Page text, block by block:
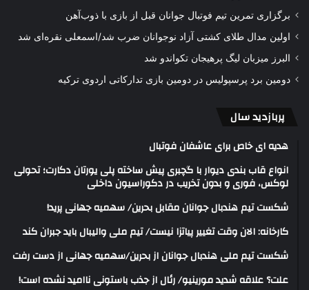
برگزاری تمرین تیم فوتبال جوانان قبل از بازی با ذوب‌آهن
اولین مدال طلای کشتی آزاد نوجوانان ضرب شد/اسمعلی نقره‌ای شد
البرز میزبان لیگ پرهیجان تکواندو شد
دومین برد پرسپولیس در دومین بازی تدارکاتی اردوی ترکیه
پربازدید سال
هدیه ای خاص برای عاشفان فوتبال
انواع قاب بندی دیوار با گچبری پیش ساخته پلی یورتان دکارت؛ تحولی
لوکس، فوری و بدون تخریب در دکوراسیون داخلی
شکست تیم هندبال جوانان مقابل بحرین/ سهمیه جهانی پرید!
کارخانه: الان وقت تغییر پیاتزا نیست/ تیم ملی والیبال باید جبران کند
شکست تیم ملی هندبال جوانان از بحرین/سهمیه جهانی از دست رفت
علت؟ علاقه شدید مورینیو/ رئال از جذب باستونی ناامید نشده است!